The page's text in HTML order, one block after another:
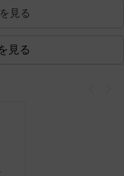
見る
見る